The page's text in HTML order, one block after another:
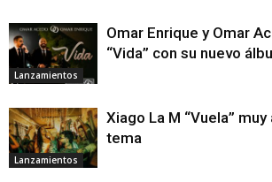
Lanzamientos
Omar Enrique y Omar
“Vida” con su nuevo
Lanzamientos
Xiago La M “Vuela”
tema